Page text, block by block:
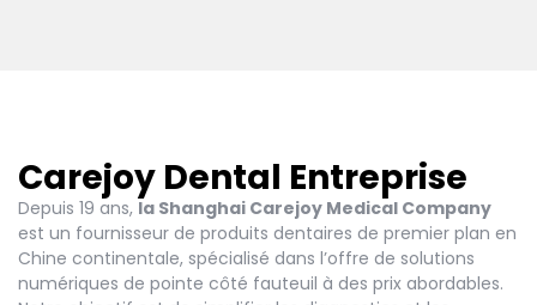
Carejoy Dental Entreprise
Depuis 19 ans, la Shanghai Carejoy Medical Company
est un fournisseur de produits dentaires de premier plan en
Chine continentale, spécialisé dans l’offre de solutions
numériques de pointe côté fauteuil à des prix abordables.